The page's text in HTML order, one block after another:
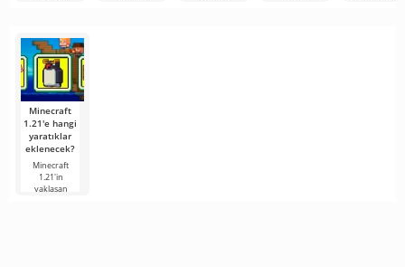
Minecraft
1.21'e hangi
yaratıklar
eklenecek?
Minecraft
1.21'in
yaklaşan